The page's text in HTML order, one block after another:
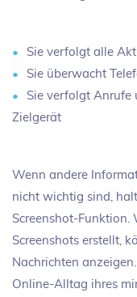
Sie verfolgt alle
Sie überwacht
Sie verfolgt Anrufe
Zielgerät
Wenn andere
nicht wichtig sind,
Screenshot-Funktion.
Screenshots erstellt,
Nachrichten
Online-Alltag ihres